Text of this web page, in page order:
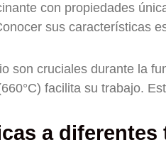
con propiedades
sus características
son cruciales durante la
facilita su trabajo.
a diferentes